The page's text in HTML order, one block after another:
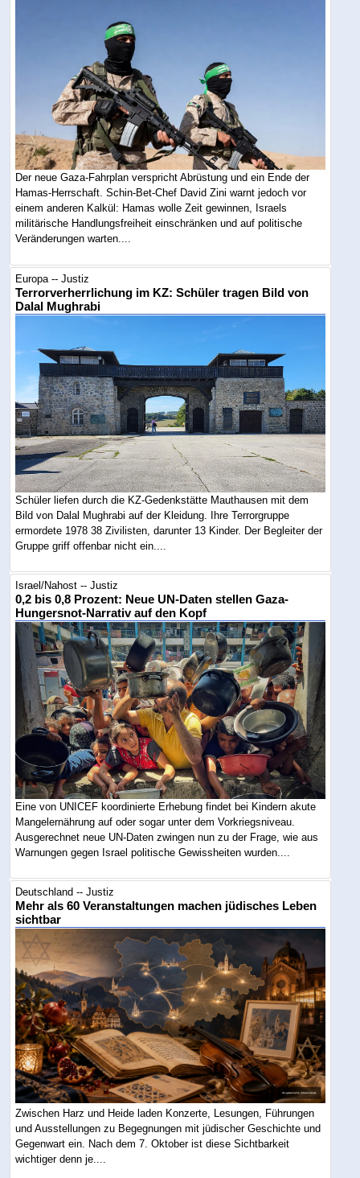
Der neue Gaza-Fahrplan verspricht Abrüstung und ein Ende der
Hamas-Herrschaft. Schin-Bet-Chef David Zini warnt jedoch vor
einem anderen Kalkül: Hamas wolle Zeit gewinnen, Israels
militärische Handlungsfreiheit einschränken und auf politische
Veränderungen warten....
Europa -- Justiz
Terrorverherrlichung im KZ: Schüler tragen Bild von
Dalal Mughrabi
Schüler liefen durch die KZ-Gedenkstätte Mauthausen mit dem
Bild von Dalal Mughrabi auf der Kleidung. Ihre Terrorgruppe
ermordete 1978 38 Zivilisten, darunter 13 Kinder. Der Begleiter der
Gruppe griff offenbar nicht ein....
Israel/Nahost -- Justiz
0,2 bis 0,8 Prozent: Neue UN-Daten stellen Gaza-
Hungersnot-Narrativ auf den Kopf
Eine von UNICEF koordinierte Erhebung findet bei Kindern akute
Mangelernährung auf oder sogar unter dem Vorkriegsniveau.
Ausgerechnet neue UN-Daten zwingen nun zu der Frage, wie aus
Warnungen gegen Israel politische Gewissheiten wurden....
Deutschland -- Justiz
Mehr als 60 Veranstaltungen machen jüdisches Leben
sichtbar
Zwischen Harz und Heide laden Konzerte, Lesungen, Führungen
und Ausstellungen zu Begegnungen mit jüdischer Geschichte und
Gegenwart ein. Nach dem 7. Oktober ist diese Sichtbarkeit
wichtiger denn je....